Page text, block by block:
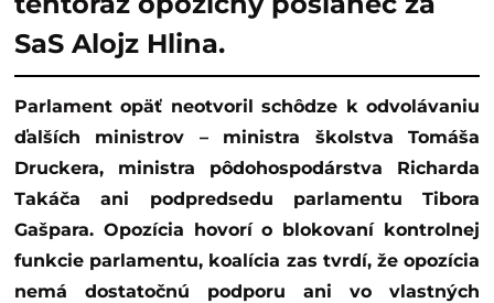
SaS Alojz Hlina.
Parlament opäť neotvoril schôdze k odvolávaniu
ďalších ministrov – ministra školstva Tomáša
Druckera, ministra pôdohospodárstva Richarda
Takáča ani podpredsedu parlamentu Tibora
Gašpara. Opozícia hovorí o blokovaní kontrolnej
funkcie parlamentu, koalícia zas tvrdí, že opozícia
nemá dostatočnú podporu ani vo vlastných